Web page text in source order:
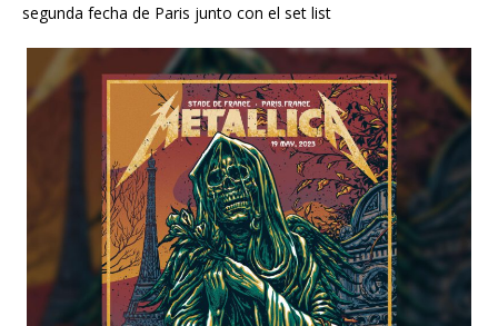
segunda fecha de Paris junto con el set list